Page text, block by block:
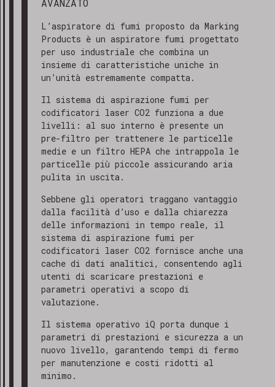
AVANZATO
L’aspiratore di fumi proposto da Marking
Products è un aspiratore fumi progettato
per uso industriale che combina un
insieme di caratteristiche uniche in
un’unità estremamente compatta.
Il sistema di aspirazione fumi per
codificatori laser CO2 funziona a due
livelli: al suo interno è presente un
pre-filtro per trattenere le particelle
medie e un filtro HEPA che intrappola le
particelle più piccole assicurando aria
pulita in uscita.
Sebbene gli operatori traggano vantaggio
dalla facilità d’uso e dalla chiarezza
delle informazioni in tempo reale, il
sistema di aspirazione fumi per
codificatori laser CO2 fornisce anche una
cache di dati analitici, consentendo agli
utenti di scaricare prestazioni e
parametri operativi a scopo di
valutazione.
Il sistema operativo iQ porta dunque i
parametri di prestazioni e sicurezza a un
nuovo livello, garantendo tempi di fermo
per manutenzione e costi ridotti al
minimo.